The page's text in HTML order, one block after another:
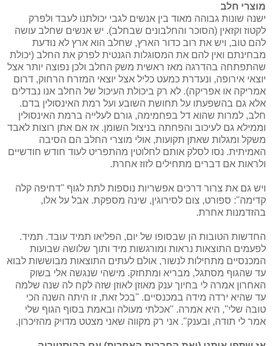
מוצרי חלב
ישנה שונות גבוהה מאוד בין אנשים לגבי יכולתנו לעבד ולפרק
לקטוז וקזאין (הסוכר והחלבונים שבחלב). יש אנשים שחלב עושה
להם טוב, ויש את רוב כדור הארץ, שחלב הוא ארץ לא נודעת
מבחינתם ואין להם את המסוגלות הגנטית לפרק את החלב (יכולת
שהתפתחה בהדרגה מאז ראשית משק החלב ולכן נפוצה יותר אצל
יוצאי אירופה, ונעדרת כמעט כליל אצל יוצאי המזרח הרחוק, דרום
אמריקה או אפריקה). לא רק ביכולת העיכול של החלב אנו נבדלים
אלא גם בהשפעתו על תחושת השובע ועל רמת האינסולין בדם.
חלב, למרות שהוא דל בפחמימה, גורם לעלייה ברמת האינסולין
וממילא גם לעיכוב והפחתה בניצול השומן. אז אם אתן רוצות לאבד
משקל ומגלות שאתן תקועות, אולי מוצרי החלב הם הסיבה
האמיתית. נסו לסלק אותם לחלוטין מהתפריט לעוד חודש חודשיים
ולראות אם דברים מתחילים לזוז אחרת.
ויש גם את צרור דרכים אפשריות נוספות לתת לגוף "דחיפה קלה
קדימה": ספורט, צום לסירוגין, שינה מספקת. אבל על אלו,
בהזדמנות אחרת.
החדשות הטובות הן שבסופו של יום, הפליאו תמיד עובד. תמיד.
לפעמים התוצאות נראות ומורגשות מיד ותוך שלושה שבועות
המכנסיים מתחילות לנשור, אולם לעתים התוצאות מבוששות לבוא
עד שהגוף מסתגל, מבריא ומתחזק. מישהי שנגשה אלי בשוק
האחרון אמרה לי בחיוך ענק מאוזן לאוזן שזה לקח לה שנה שלמה
עד שהיא ירדה מידה במכנסיים. "בכל זאת, זו היתה השנה הכי
טובה שלי", היא אמרה. "אכלתי מעולה ובאמת בסוף הגוף שלי
אמר לי תודה, ובענק". אני רק מקווה שאני מצטט מדויק מהזיכרון.